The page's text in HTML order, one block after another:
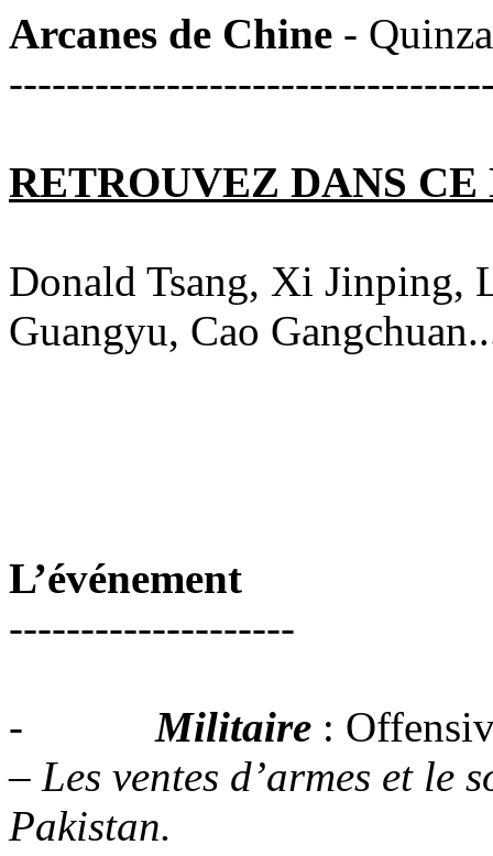
Arcanes de Chine -
RETROUVEZ DANS CE
Donald Tsang, Xi Jinping,
Guangyu, Cao
L’événement
--------------------
- Militaire :
– Les ventes d’armes et
Pakistan.